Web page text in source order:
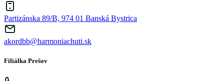
Partizánska 89/B, 974 01 Banská Bystrica
akordbb@harmoniachuti.sk
Filiálka Prešov